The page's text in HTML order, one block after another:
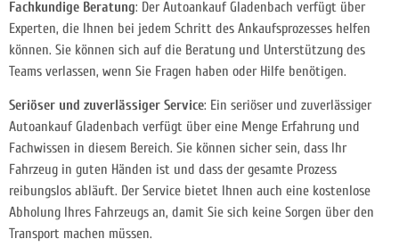
Fachkundige Beratung: Der Autoankauf Gladenbach verfügt über
Experten, die Ihnen bei jedem Schritt des Ankaufsprozesses helfen
können. Sie können sich auf die Beratung und Unterstützung des
Teams verlassen, wenn Sie Fragen haben oder Hilfe benötigen.
Seriöser und zuverlässiger Service: Ein seriöser und zuverlässiger
Autoankauf Gladenbach verfügt über eine Menge Erfahrung und
Fachwissen in diesem Bereich. Sie können sicher sein, dass Ihr
Fahrzeug in guten Händen ist und dass der gesamte Prozess
reibungslos abläuft. Der Service bietet Ihnen auch eine kostenlose
Abholung Ihres Fahrzeugs an, damit Sie sich keine Sorgen über den
Transport machen müssen.